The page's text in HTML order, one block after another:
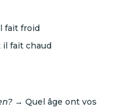
fait froid
il fait chaud
→ Quel âge ont vos